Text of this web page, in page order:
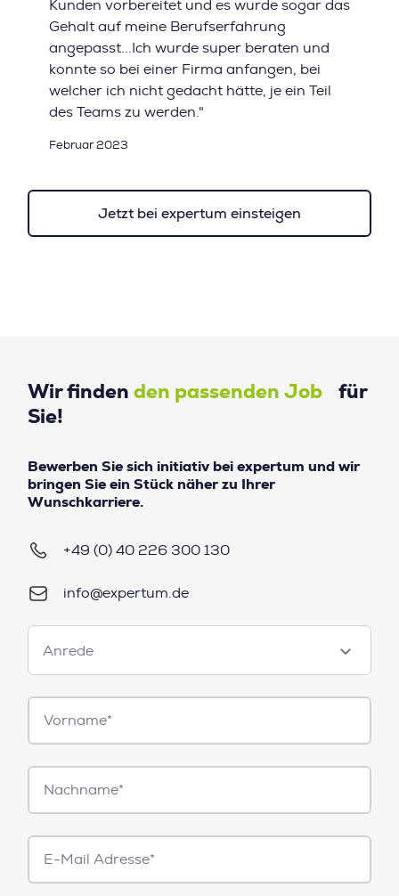
Kunden vorbereitet und es wurde sogar das
Gehalt auf meine Berufserfahrung
angepasst...Ich wurde super beraten und
konnte so bei einer Firma anfangen, bei
welcher ich nicht gedacht hätte, je ein Teil
des Teams zu werden."
Februar 2023
Jetzt bei expertum einsteigen
Wir finden den passenden Job für
Sie!
Bewerben Sie sich initiativ bei expertum und wir
bringen Sie ein Stück näher zu Ihrer
Wunschkarriere.
+49 (0) 40 226 300 130
info@expertum.de
Anrede
Anrede
Vorname*
Nachname*
E-
Mail*